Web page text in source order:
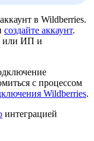
в Wildberries.
создайте аккаунт.
или ИП и
с процессом
Wildberries.
интеграцией